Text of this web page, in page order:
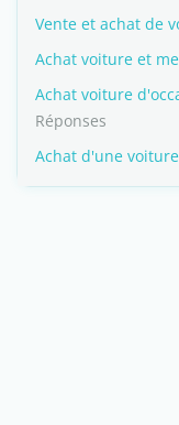
Vente et achat de
Achat voiture et
Achat voiture
Réponses
Achat d'une voiture